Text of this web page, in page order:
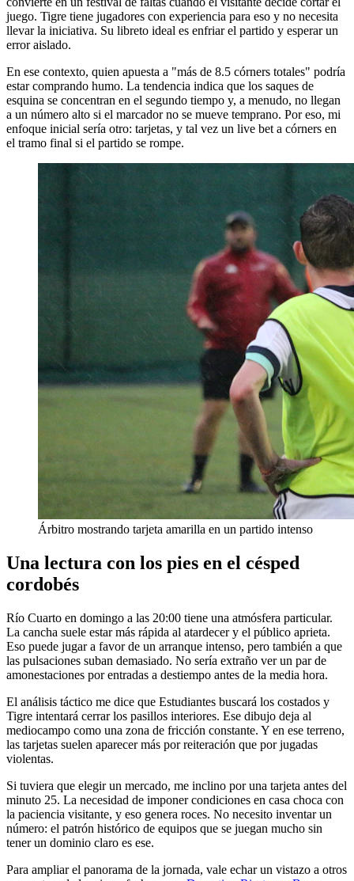
juego. Tigre tiene jugadores con experiencia para eso y no necesita
llevar la iniciativa. Su libreto ideal es enfriar el partido y esperar un
error aislado.
En ese contexto, quien apuesta a "más de 8.5 córners totales" podría
estar comprando humo. La tendencia indica que los saques de
esquina se concentran en el segundo tiempo y, a menudo, no llegan
a un número alto si el marcador no se mueve temprano. Por eso, mi
enfoque inicial sería otro: tarjetas, y tal vez un live bet a córners en
el tramo final si el partido se rompe.
Árbitro mostrando tarjeta amarilla en un partido intenso
Una lectura con los pies en el césped
cordobés
Río Cuarto en domingo a las 20:00 tiene una atmósfera particular.
La cancha suele estar más rápida al atardecer y el público aprieta.
Eso puede jugar a favor de un arranque intenso, pero también a que
las pulsaciones suban demasiado. No sería extraño ver un par de
amonestaciones por entradas a destiempo antes de la media hora.
El análisis táctico me dice que Estudiantes buscará los costados y
Tigre intentará cerrar los pasillos interiores. Ese dibujo deja al
mediocampo como una zona de fricción constante. Y en ese terreno,
las tarjetas suelen aparecer más por reiteración que por jugadas
violentas.
Si tuviera que elegir un mercado, me inclino por una tarjeta antes del
minuto 25. La necesidad de imponer condiciones en casa choca con
la paciencia visitante, y eso genera roces. No necesito inventar un
número: el patrón histórico de equipos que se juegan mucho sin
tener un dominio claro es ese.
Para ampliar el panorama de la jornada, vale echar un vistazo a otros